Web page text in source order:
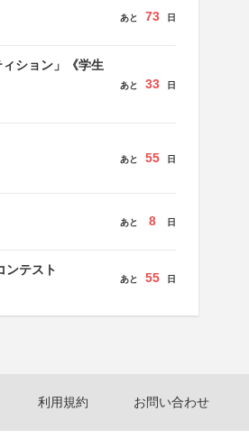
あと 73 日
ション」《学生
あと 33 日
あと 55 日
あと 8 日
ンテスト
あと 55 日
利用規約 お問い合わせ